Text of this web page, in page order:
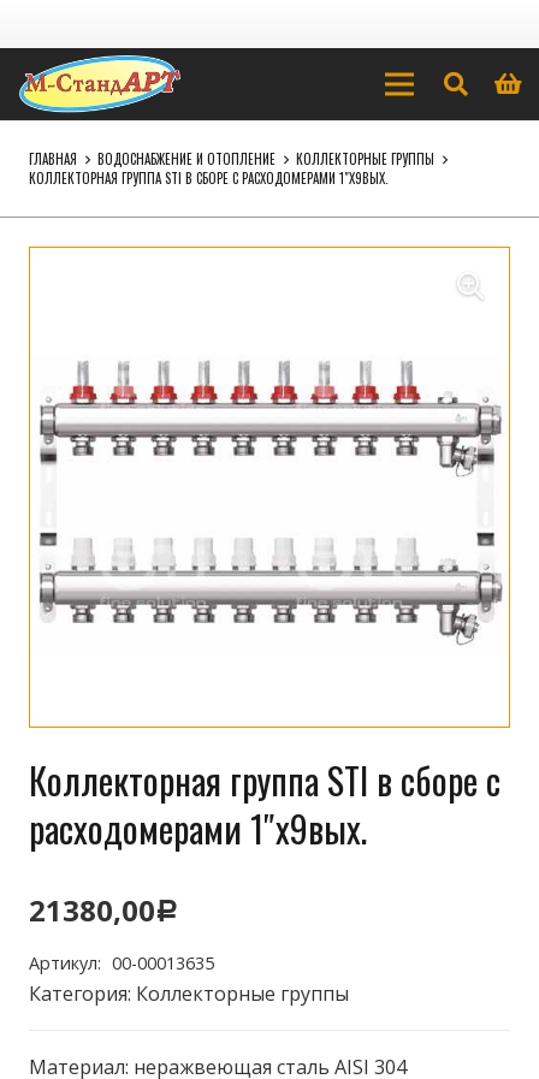
ГЛАВНАЯ ВОДОСНАБЖЕНИЕ И ОТОПЛЕНИЕ
КОЛЛЕКТОРНЫЕ ГРУППЫ
КОЛЛЕКТОРНАЯ ГРУППА STI В СБОРЕ С РАСХОДОМЕРАМИ 1″Х9ВЫХ.
Коллекторная группа STI в сборе с
расходомерами 1″х9вых.
21380,00Р
Артикул: 00-00013635
Категория: Коллекторные группы
Материал: неражвеющая сталь AISI 304